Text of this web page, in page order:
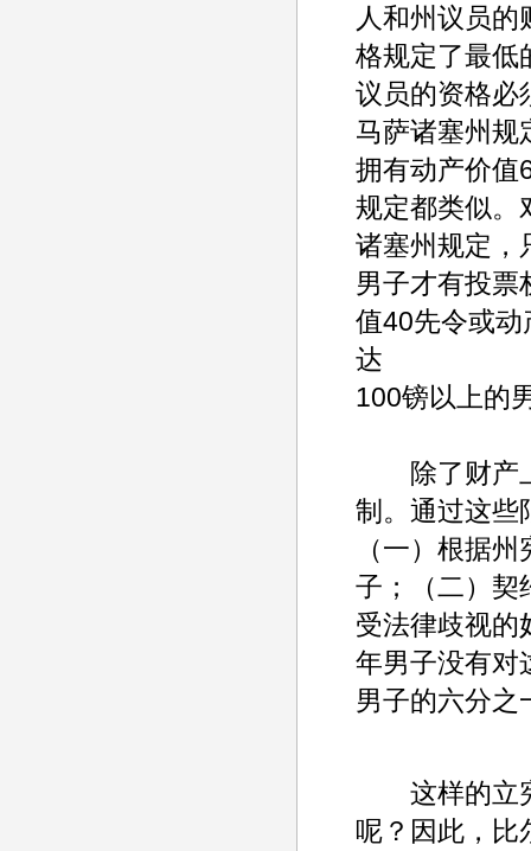
人和州议员
格规定了最低
议员的资格必
马萨诸塞州规
拥有动产价值
规定都类似。
诸塞州规定，
男子才有投票
值40先令或
达
100镑以上的
除了财产上
制。通过这些
（一）根据
子；（二）契
受法律歧视的
年男子没有对
男子的六分之
这样的立宪
呢？因此，比